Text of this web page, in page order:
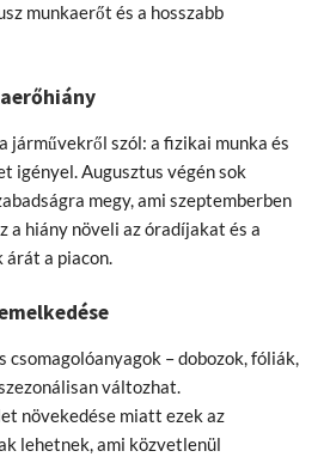
munkaerőt és a hosszabb
járművekről szól: a fizikai munka és
igényel. Augusztus végén sok
megy, ami szeptemberben
a hiány növeli az óradíjakat és a
a piacon.
csomagolóanyagok – dobozok, fóliák,
változhat.
növekedése miatt ezek az
lehetnek, ami közvetlenül